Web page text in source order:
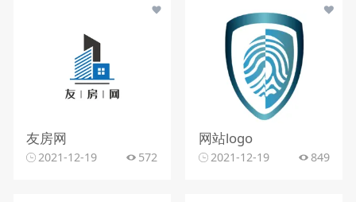
友房网
2021-12-19 572
网站logo
2021-12-19 849